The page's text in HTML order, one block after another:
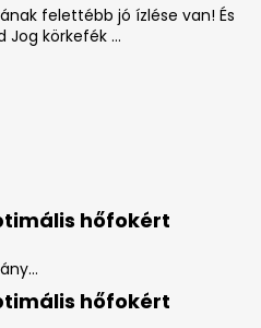
felettébb jó ízlése van! És
Jog körkefék ...
hőfokért
hőfokért